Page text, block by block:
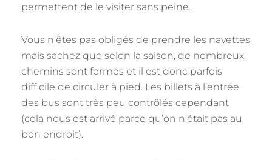
permettent de le visiter sans peine.
Vous n’êtes pas obligés de prendre les navettes
mais sachez que selon la saison, de nombreux
chemins sont fermés et il est donc parfois
difficile de circuler à pied. Les billets à l’entrée
des bus sont très peu contrôlés cependant
(cela nous est arrivé parce qu’on n’était pas au
bon endroit).